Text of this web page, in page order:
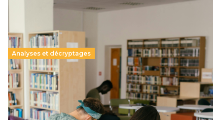
Analyses et décryptages
Supérieur privé : une dérive qui met à mal la
promesse républicaine
11 juillet 2026-
Le projet de loi sur la régulation de l’enseignement